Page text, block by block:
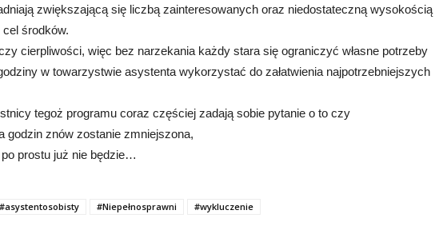
zwiększającą się liczbą zainteresowanych oraz niedostateczną wysokością
środków.
cierpliwości, więc bez narzekania każdy stara się ograniczyć własne potrzeby
w towarzystwie asystenta wykorzystać do załatwienia najpotrzebniejszych
tegoż programu coraz częściej zadają sobie pytanie o to czy
godzin znów zostanie zmniejszona,
prostu już nie będzie…
#asystentosobisty #Niepełnosprawni #wykluczenie